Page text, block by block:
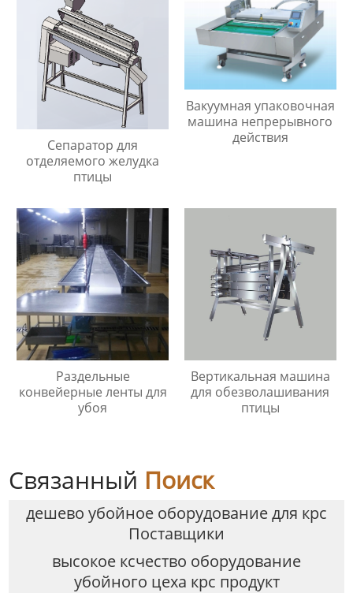
Сепаратор для
отделяемого желудка
птицы
Вакуумная упаковочная
машина непрерывного
действия
Раздельные
конвейерные ленты для
убоя
Вертикальная машина
для обезволашивания
птицы
Связанный Поиск
дешево убойное оборудование для крс
Поставщики
высокое ксчество оборудование
убойного цеха крс продукт